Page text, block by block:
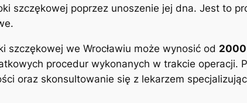
szczękowej poprzez unoszenie jej ⁤dna. ‍Jest to
we​ Wrocławiu może wynosić od 2000
procedur wykonanych w⁢ trakcie operacji.
oraz skonsultowanie się z lekarzem⁢